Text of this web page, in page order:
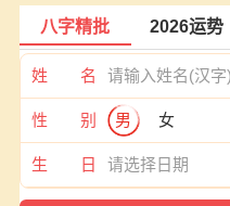
八字精批 2026运势
姓 名
性 别 男 女
生 日